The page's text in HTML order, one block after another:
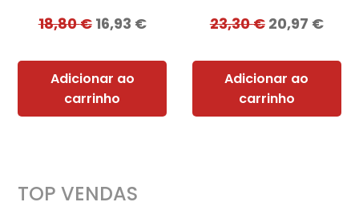
18,80€ 16,93 €
Adicionar ao
carrinho
23,30€ 20,97 €
Adicionar ao
carrinho
TOP VENDAS